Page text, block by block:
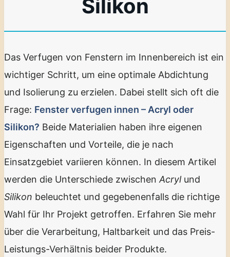
Silikon
Das Verfugen von Fenstern im Innenbereich ist ein
wichtiger Schritt, um eine optimale Abdichtung
und Isolierung zu erzielen. Dabei stellt sich oft die
Frage: Fenster verfugen innen – Acryl oder
Silikon? Beide Materialien haben ihre eigenen
Eigenschaften und Vorteile, die je nach
Einsatzgebiet variieren können. In diesem Artikel
werden die Unterschiede zwischenAcrylund
Silikon beleuchtet und gegebenenfalls die richtige
Wahl für Ihr Projekt getroffen. Erfahren Sie mehr
über die Verarbeitung, Haltbarkeit und das Preis-
Leistungs-Verhältnis beider Produkte.